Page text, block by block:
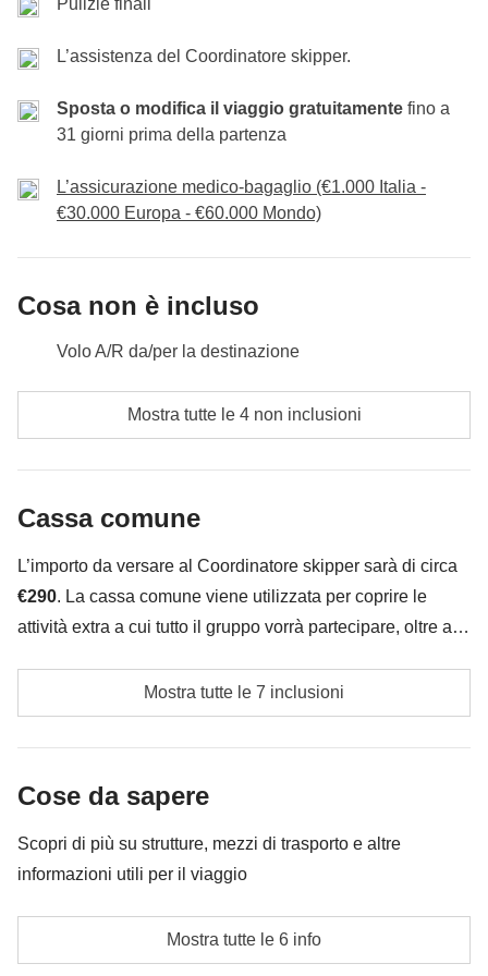
Coordinatore skipper, pronti a chiudere il viaggio nel
modo migliore. Ultima
notte in porto
Incluso:sistemazione in cabina doppia e lenzuola
Cassa comune:carburante, tasse portuali e cambusa
N.B.: il Coordinatore skipper valuterà se scendere a terra con il
gruppo in base alle condizioni meteo e alle regole marittime.
Pulizie finali
L’assistenza del Coordinatore skipper.
Sposta o modifica il viaggio gratuitamente fino a
31 giorni prima della partenza
L’assicurazione medico-bagaglio (€1.000 Italia -
€30.000 Europa - €60.000 Mondo)
Cosa non è incluso
Volo A/R da/per la destinazione
Tutti gli extra che vorrai acquistare e riuscirai ad
Tutto ciò che non è menzionato nella sezione "Cosa
bravi, non si pagherà niente! :) )
Mostra tutte le 4 non inclusioni
Cassa comune
L’importo da versare al Coordinatore skipper sarà di circa
€290. La cassa comune viene utilizzata per coprire le
attività extra a cui tutto il gruppo vorrà partecipare, oltre ai
potrebbe essere necessario implementarla ulteriormente,
in ogni caso verrà restituita la differenza non utilizzata. In
aggiunta, ogni partecipante dovrà versare una cauzione di
vengono arrecati danni alla barca.
Cambusa di colazioni, pranzi e cene da consumare a
bordo per equipaggio e Coordinatore skipper
Carburante (speriamo tutti ci sia buon vento! Qualora
così non fosse, potrà essere necessario navigare a
motore e quindi fare il pieno! Il costo verrà
quota è indicativamente di €25 a persona)
Mostra tutte le 7 inclusioni
Cose da sapere
Scopri di più su strutture, mezzi di trasporto e altre
informazioni utili per il viaggio
Mostra tutte le 6 info